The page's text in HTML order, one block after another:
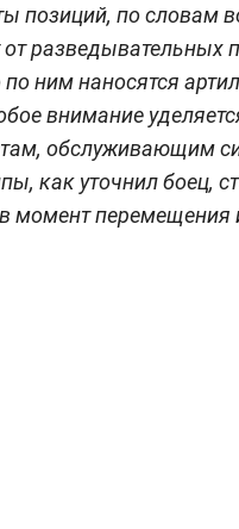
позиций, по словам
разведывательных
по ним наносятся
внимание
обслуживающим
как уточнил боец,
момент перемещения